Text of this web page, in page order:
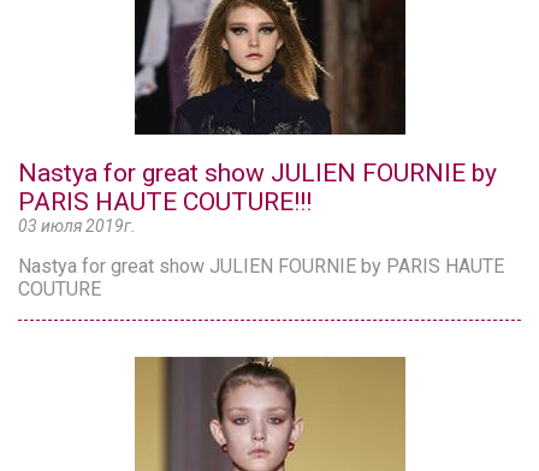
Nastya for great show JULIEN FOURNIE by
PARIS HAUTE COUTURE!!!
03 июля 2019г.
Nastya for great show JULIEN FOURNIE by PARIS HAUTE
COUTURE